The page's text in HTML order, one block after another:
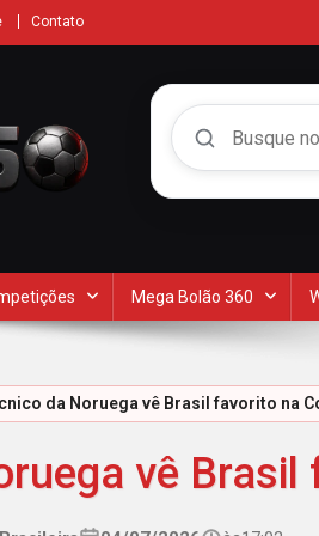
Contato
Buscar no Mengão
Mega Bolão 360
da Noruega vê Brasil favorito na
vê